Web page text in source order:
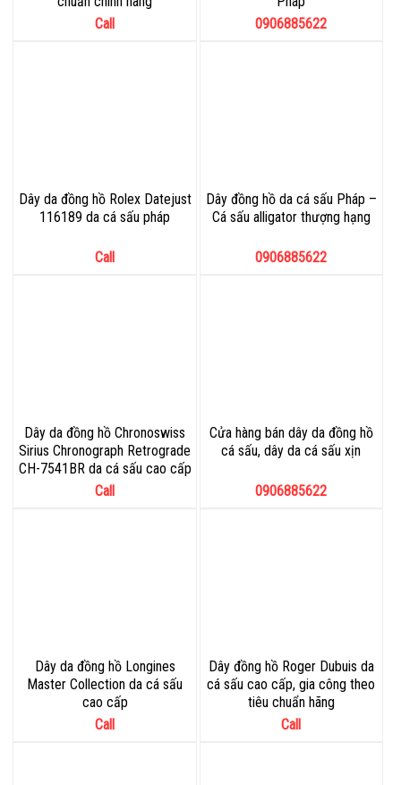
Call
0906885622
Dây da đồng hồ Rolex Datejust
116189 da cá sấu pháp
Call
Dây đồng hồ da cá sấu Pháp –
Cá sấu alligator thượng hạng
0906885622
Dây da đồng hồ Chronoswiss
Sirius Chronograph Retrograde
CH-7541BR da cá sấu cao cấp
Call
Cửa hàng bán dây da đồng hồ
cá sấu, dây da cá sấu xịn
0906885622
Dây da đồng hồ Longines
Master Collection da cá sấu
cao cấp
Call
Dây đồng hồ Roger Dubuis da
cá sấu cao cấp, gia công theo
tiêu chuẩn hãng
Call